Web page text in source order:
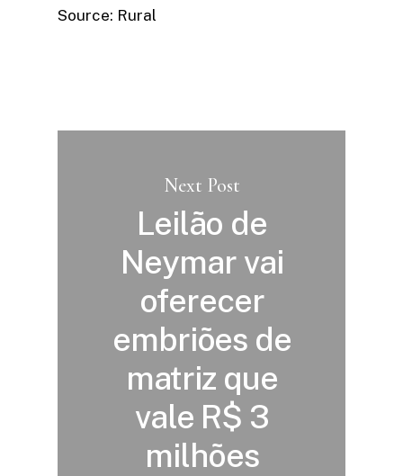
Source: Rural
Next Post
Leilão de
Neymar vai
oferecer
embriões de
matriz que
vale R$ 3
milhões